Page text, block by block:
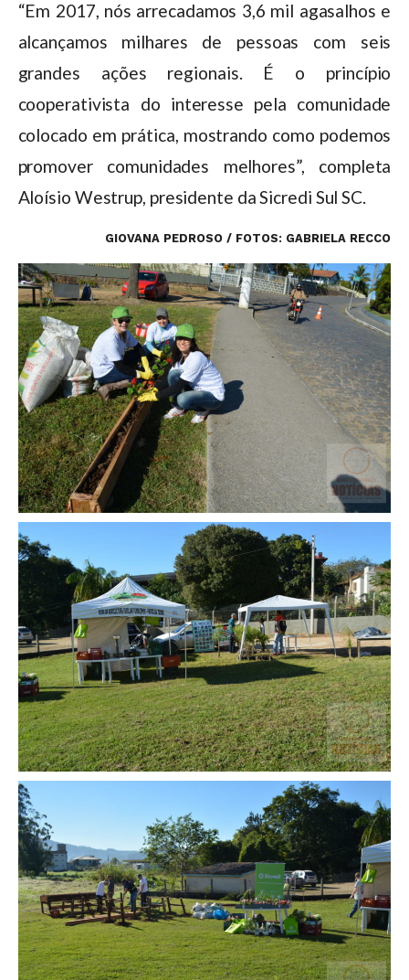
“Em 2017, nós arrecadamos 3,6 mil agasalhos e
alcançamos milhares de pessoas com seis
grandes ações regionais. É o princípio
cooperativista do interesse pela comunidade
colocado em prática, mostrando como podemos
promover comunidades melhores”, completa
Aloísio Westrup, presidente da Sicredi Sul SC.
GIOVANA PEDROSO / FOTOS: GABRIELA RECCO